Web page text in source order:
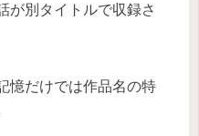
が別タイトルで収録さ
憶だけでは作品名の特